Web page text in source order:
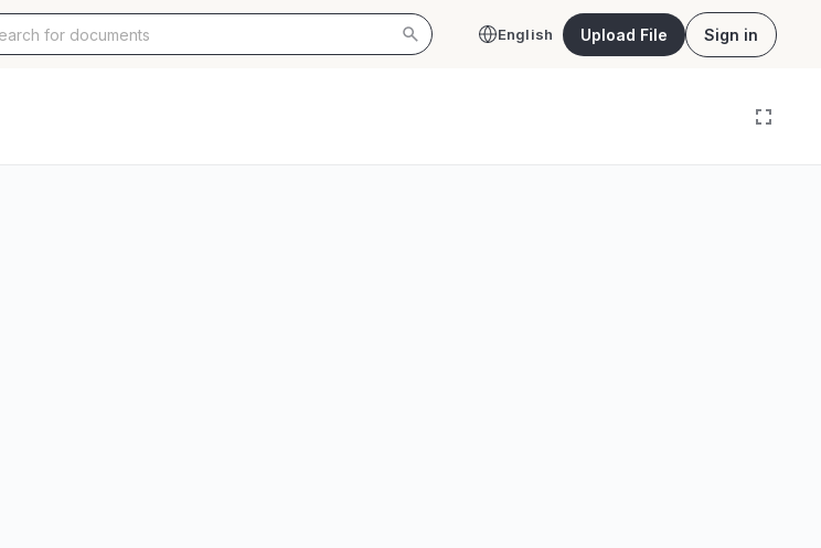
English Upload File Sign in